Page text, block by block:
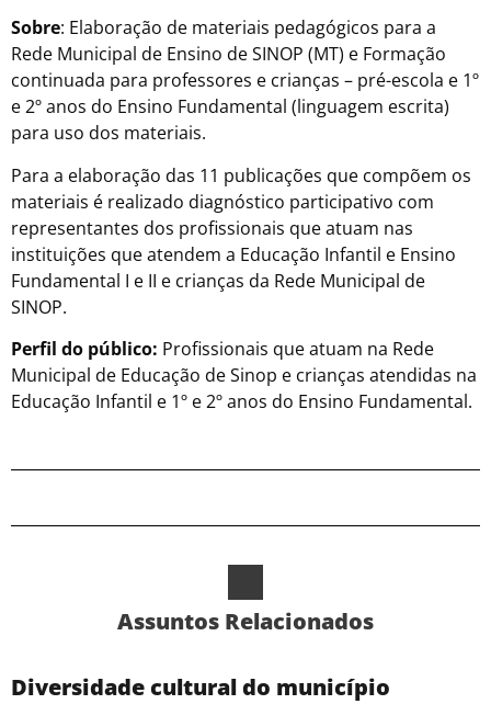
Sobre: Elaboração de materiais pedagógicos para a
Rede Municipal de Ensino de SINOP (MT) e Formação
continuada para professores e crianças – pré-escola e 1º
e 2º anos do Ensino Fundamental (linguagem escrita)
para uso dos materiais.
Para a elaboração das 11 publicações que compõem os
materiais é realizado diagnóstico participativo com
representantes dos profissionais que atuam nas
instituições que atendem a Educação Infantil e Ensino
Fundamental I e II e crianças da Rede Municipal de
SINOP.
Perfil do público: Profissionais que atuam na Rede
Municipal de Educação de Sinop e crianças atendidas na
Educação Infantil e 1º e 2º anos do Ensino Fundamental.
Assuntos Relacionados
Diversidade cultural do município